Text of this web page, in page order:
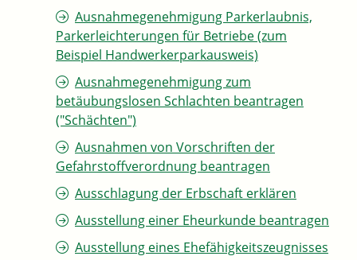
Ausnahmegenehmigung Parkerlaubnis,
Parkerleichterungen für Betriebe (zum
Beispiel Handwerkerparkausweis)
Ausnahmegenehmigung zum
betäubungslosen Schlachten beantragen
("Schächten")
Ausnahmen von Vorschriften der
Gefahrstoffverordnung beantragen
Ausschlagung der Erbschaft erklären
Ausstellung einer Eheurkunde beantragen
Ausstellung eines Ehefähigkeitszeugnisses